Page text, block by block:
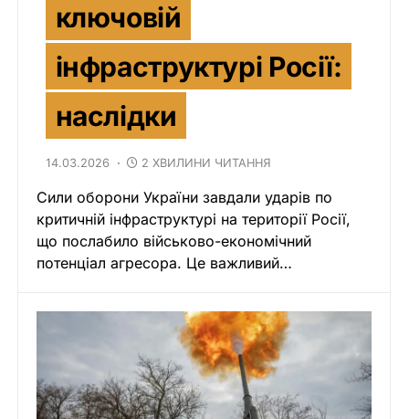
ключовій
інфраструктурі Росії:
наслідки
14.03.2026 2 ХВИЛИНИ ЧИТАННЯ
Сили оборони України завдали ударів по
критичній інфраструктурі на території Росії,
що послабило військово-економічний
потенціал агресора. Це важливий…